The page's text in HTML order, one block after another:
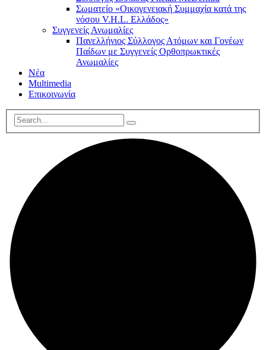
Σωματείο «Οικογενειακή Συμμαχία κατά της
νόσου V.H.L. Ελλάδος»
Συγγενείς Ανωμαλίες
Πανελλήνιος Σύλλογος Ατόμων και Γονέων
Παίδων με Συγγενείς Ορθοπρωκτικές
Ανωμαλίες
Νέα
Multimedia
Επικοινωνία